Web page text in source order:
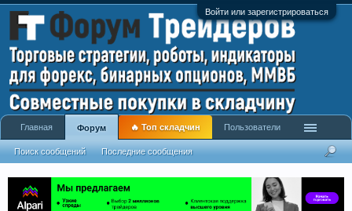
Войти или зарегистрироваться
Главная Форум
Поиск сообщений Последние сообщения
🔥 Топ складчин Пользователи